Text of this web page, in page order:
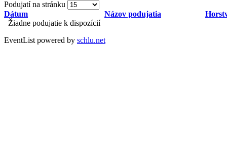
Podujatí na stránku
Dátum
Názov podujatia
Žiadne podujatie k dispozícií
EventList powered by schlu.net